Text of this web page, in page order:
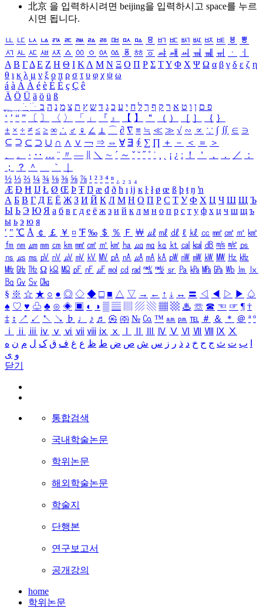
北京 을 입력하시려면 beijing을 입력하시고 space를 누르
시면 됩니다.
ㅥ ㅦ ㅧ ㅨ ㅩ ㅪ ㅫ ㅬ ㅭ ㅮ ㅯ ㅰ ㅱ ㅲ ㅳ ㅴ ㅵ ㅶ ㅷ ㅸ
ㅹ
ㅺ ㅻ ㅼ ㅽ ㅾ ㅿ ㆀ ㆁ ㆂ ㆃ ㆄ ㆅ ㆆ ㆇ ㆈ ㆉ ㆊ ㆋ ㆌ ㆍ
ㆎ
Α Β ΓΔ Ε Ζ Η Θ Ι ΚΛ Μ Ν Ξ Ο Π Ρ Σ ΤΥ Φ Χ Ψ Ω α β γ δ ε ζ η
θ ι κ λ μ ν ξ ο π ρ σ τ υ φ χ ψ ω
á à Á À é è É È ç Ç ê
Ä Ö Ü ä ö ü ß
ִֶֹ ֻּ ׁׂ פ ם ן ו ט א ר ק ף ך ל ח י ע כ ג ד ש ץ ת צ מ נ ה ב
‘ ’ “ ” 〔 〕 〈 〉 「 」 『 』 【 】 ＂ （ ） ［ ］ ｛ ｝
± × ÷ ≠ ≤ ≥ ∞ ∴ ♂ ♀ ∠ ⊥ ⌒ ∂ ∇ ≡ ≒ ≪ ≫ √ ∽ ∝ ∵ ∫ ∬ ∈ ∋
⊆ ⊇ ⊂ ⊃ ∪ ∩ ∧ ∨ ￢ ⇒ ⇔ ∀ ∃ ∮ ∑ ∏ ＋ － ＜ ＝
＞
、
。 · ‥ … ¨ 〃 ― ＼ ∼ ´ ～ ˇ ˘ ˝ ˚ ˙ ¸ ¡ ¿ ː ！ ＇ ， ． ／
：
；
？ ＾ ｀
½ ⅓ ⅔ ¼ ¾ ⅛ ⅜ ⅝ ⅞ ¹ ² ³ ⁴ ⁿ ₁ ₂ ₃ ₄
Æ Ð Ħ Ĳ Ł Ø Œ Þ Ŧ Ŋ æ đ ð ħ ı ĳ ĸ ŀ ł ø œ ß þ ŧ ŋ ŉ
А Б В Г Д Е Ё Ж З И Й К Л М Н О П Р С Т У Ф Х Ц Ч Ш Щ Ъ
Ы Ь Э Ю Я а б в г д е ё ж з и й к л м н о п р с т у ф х ц ч ш щ ъ
ы ь э ю я
′ ″ ℃ Å ￠ ￡ ￥ ¤ ℉ ‰ ＄ ％ Ｆ ￦ ㎕ ㎖ ㎗ ℓ ㎘ ㏄ ㎣ ㎤ ㎥ ㎦
㎙ ㎚ ㎛ ㎜ ㎝ ㎞ ㎟ ㎠ ㎡ ㎢ ㏊ ㎍ ㎎ ㎏ ㏏ ㎈ ㎉ ㏈ ㎧ ㎨ ㎰
㎱ ㎲ ㎳ ㎴ ㎵ ㎶ ㎷ ㎸ ㎹ ㎀ ㎁ ㎂ ㎃ ㎄ ㎺ ㎻ ㎽ ㎾ ㎿ ㎐ ㎑
㎒ ㎓ ㎔ Ω ㏀ ㏁ ㎊ ㎋ ㎌ ㏖ ㏅ ㎭ ㎮ ㎯ ㏛ ㎩ ㎪ ㎫ ㎬ ㏝ ㏐
㏓
㏃ ㏉ ㏜ ㏆
§ ※ ☆ ★ ○ ● ◎ ◇ ◆ □ ■ △ ▽ → ← ↑ ↓ ↔ 〓 ◁ ◀ ▷ ▶ ♤
♠ ♡ ♥ ♧ ♣ ⊙ ◈ ▣ ◐ ◑ ▒ ▤ ▨ ▧ ▦ ▩ ♨ ☏ ☎ ☜ ☞ ¶ †
‡ ↕ ↗ ↙ ↖ ↘ ♭ ♩ ♪ ♬ ㉿ ㈜ № ㏇ ™ ㏂ ㏘ ℡ ＃ ＆ ＊ ＠ ª º
ⅰ
ⅱ ⅲ ⅳ ⅴ ⅵ ⅶ ⅷ ⅸ ⅹ Ⅳ Ⅴ Ⅵ Ⅶ Ⅷ Ⅸ Ⅹ
ب ت ث ج ح خ د ذ ر ز س ش ص ض ط ظ ع غ ف ق ک ل م ن ه
و ی
닫기
통합검색
국내학술논문
학위논문
해외학술논문
학술지
단행본
연구보고서
공개강의
home
학위논문